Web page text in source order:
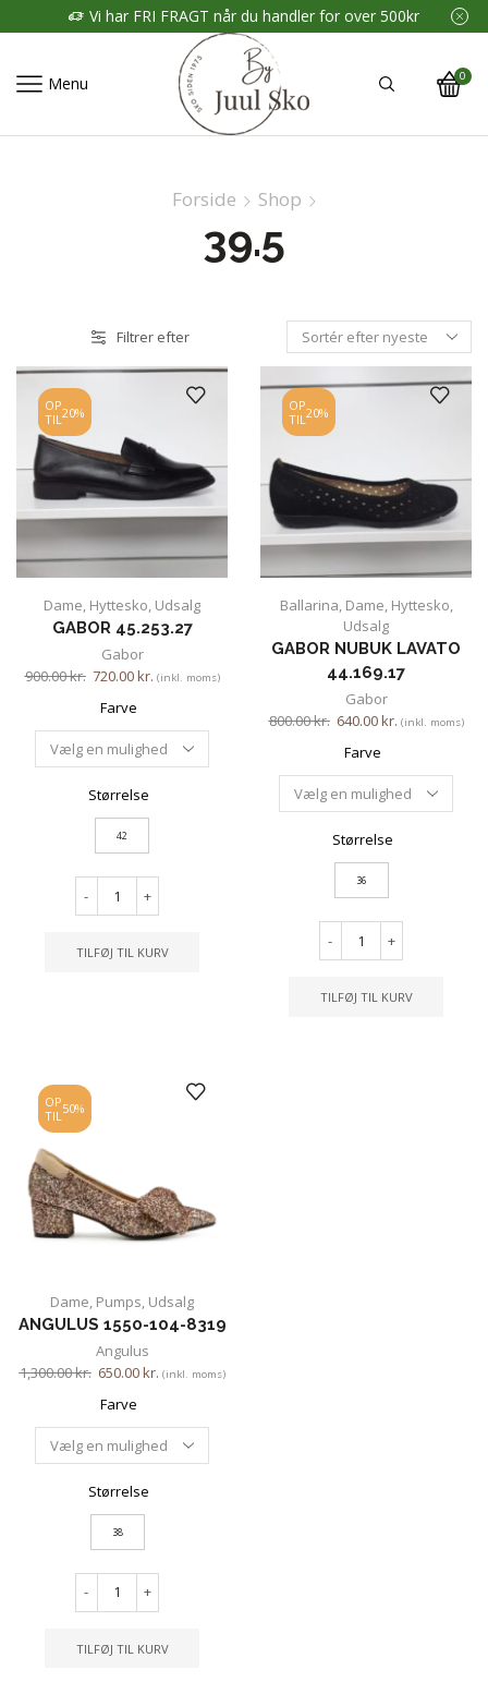
Vi har FRI FRAGT når du handler for over 500kr
Menu 0
Forside Shop
39.5
Filtrer efter
OP
TIL20%
Dame, Hyttesko, Udsalg
GABOR 45.253.27
Gabor
900.00kr. 720.00kr. (inkl. moms)
Farve
Størrelse
42
- +
TILFØJ TIL KURV
OP
TIL20%
Ballarina, Dame, Hyttesko,
Udsalg
GABOR NUBUK LAVATO
44.169.17
Gabor
800.00kr. 640.00kr. (inkl. moms)
Farve
Størrelse
36
- +
TILFØJ TIL KURV
OP
TIL 50%
Dame, Pumps, Udsalg
ANGULUS 1550-104-8319
Angulus
1,300.00kr. 650.00kr. (inkl. moms)
Farve
Størrelse
38
- +
TILFØJ TIL KURV